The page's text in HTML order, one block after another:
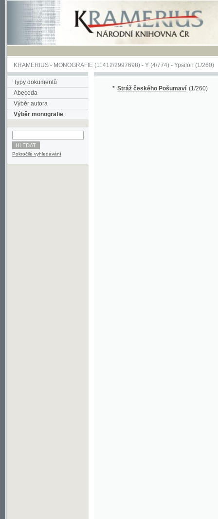
KRAMERIUS-MONOGRAFIE(11412/2997698) -Y (4/774)-Ypsilon(1/260)
Typy dokumentů
Abeceda
Výběr autora
Výběr monografie
Pokročilé vyhledávání